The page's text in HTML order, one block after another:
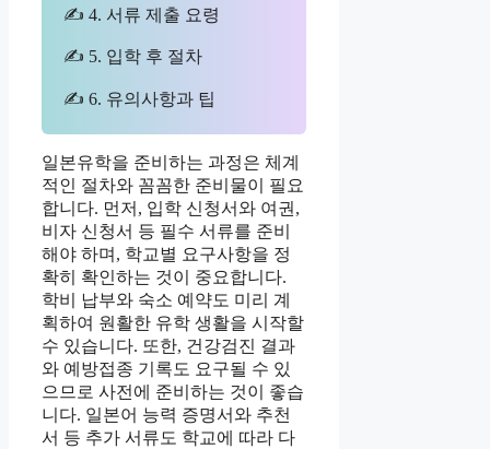
✍ 4. 서류 제출 요령
✍ 5. 입학 후 절차
✍ 6. 유의사항과 팁
일본유학을 준비하는 과정은 체계
적인 절차와 꼼꼼한 준비물이 필요
합니다. 먼저, 입학 신청서와 여권,
비자 신청서 등 필수 서류를 준비
해야 하며, 학교별 요구사항을 정
확히 확인하는 것이 중요합니다.
학비 납부와 숙소 예약도 미리 계
획하여 원활한 유학 생활을 시작할
수 있습니다. 또한, 건강검진 결과
와 예방접종 기록도 요구될 수 있
으므로 사전에 준비하는 것이 좋습
니다. 일본어 능력 증명서와 추천
서 등 추가 서류도 학교에 따라 다